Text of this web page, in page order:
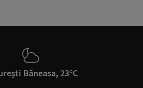
Băneasa, 23°C